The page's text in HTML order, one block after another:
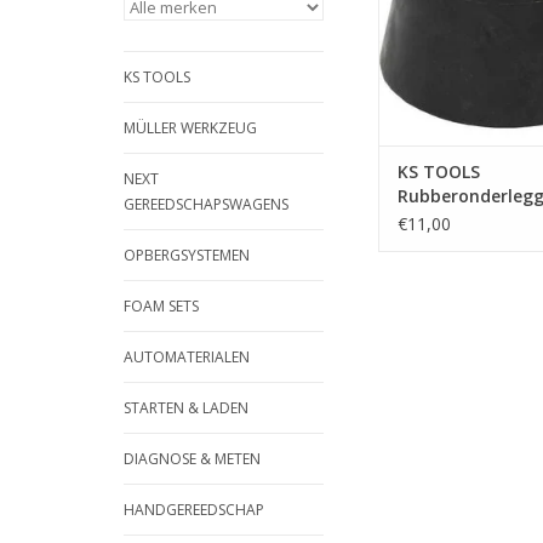
KS TOOLS
MÜLLER WERKZEUG
NEXT
GEREEDSCHAPSWAGENS
OPBERGSYSTEMEN
FOAM SETS
AUTOMATERIALEN
STARTEN & LADEN
DIAGNOSE & METEN
HANDGEREEDSCHAP
TOEVOEGEN AAN
KS TOOLS
voor hefbruggen,
€11,00